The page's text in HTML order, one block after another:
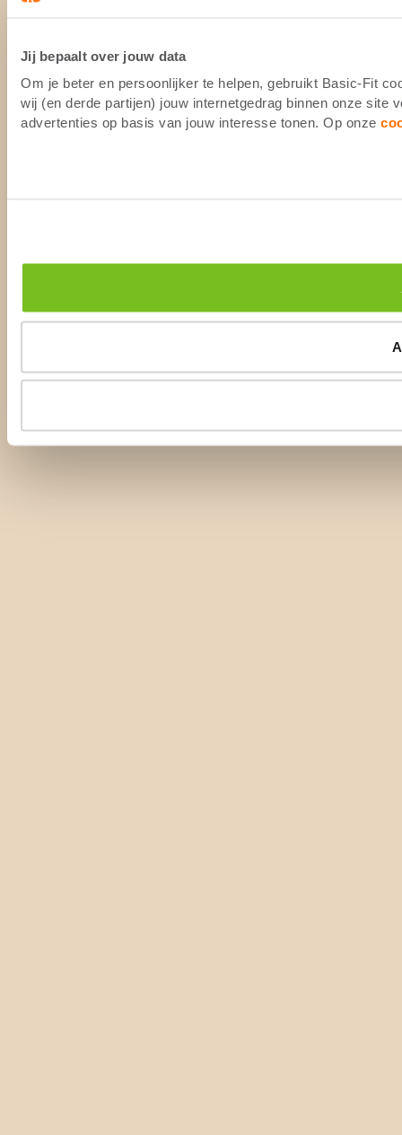
Jij bepaalt over jouw data
Om je beter en persoonlijker te helpen, gebruikt Basic-Fit
wij (en derde partijen) jouw internetgedrag binnen onze site
advertenties op basis van jouw interesse tonen. Op onze